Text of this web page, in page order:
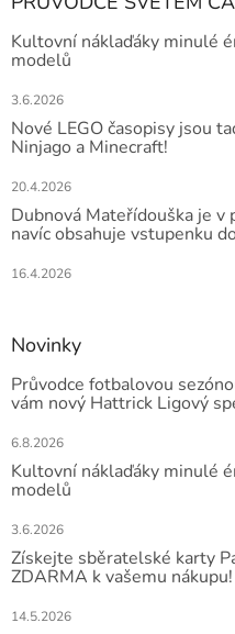
Kultovní náklaďáky minulé
modelů
3.6.2026
Nové LEGO časopisy jsou
Ninjago a Minecraft!
20.4.2026
Dubnová Mateřídouška je
navíc obsahuje vstupenku
16.4.2026
Novinky
Průvodce fotbalovou
vám nový Hattrick Ligový
6.8.2026
Kultovní náklaďáky minulé
modelů
3.6.2026
Získejte sběratelské karty
ZDARMA k vašemu
14.5.2026